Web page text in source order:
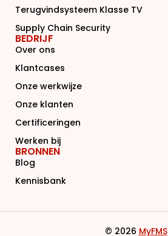
Terugvindsysteem Klasse TV
Supply Chain Security
BEDRIJF
Over ons
Klantcases
Onze werkwijze
Onze klanten
Certificeringen
Werken bij
BRONNEN
Blog
Kennisbank
© 2026 MyFMS